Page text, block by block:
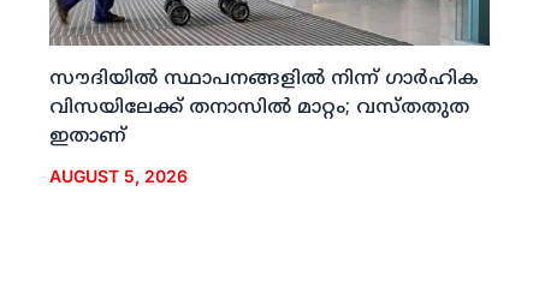
സൗദിയില്‍ സ്ഥാപനങ്ങളില്‍ നിന്ന് ഗാര്‍ഹിക
വിസയിലേക്ക് തനാസില്‍ മാറ്റം; വസ്തതുത
ഇതാണ്
AUGUST 5, 2026